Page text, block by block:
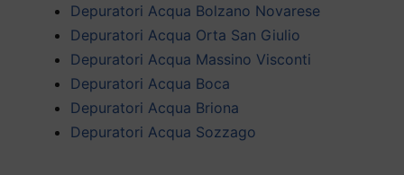
Depuratori Acqua Bolzano Novarese
Depuratori Acqua Orta San Giulio
Depuratori Acqua Massino Visconti
Depuratori Acqua Boca
Depuratori Acqua Briona
Depuratori Acqua Sozzago